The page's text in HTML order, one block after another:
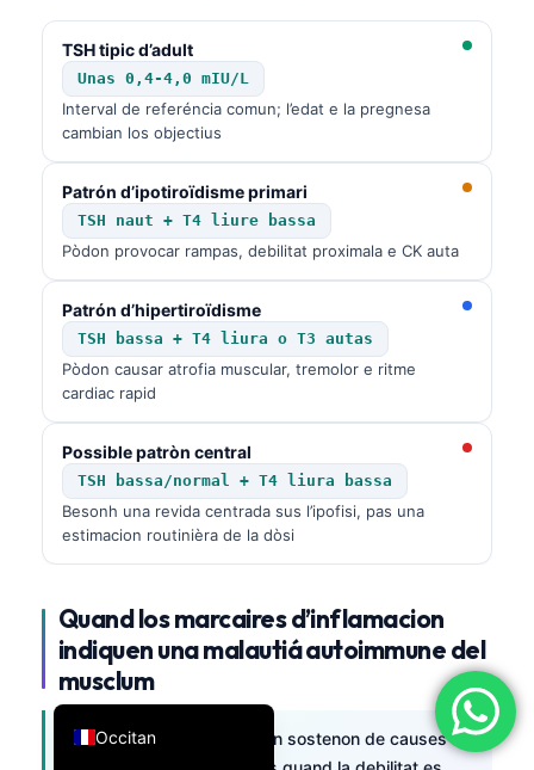
TSH tipic d’adult
Unas 0,4-4,0 mIU/L
Interval de referéncia comun; l’edat e la pregnesa
cambian los objectius
Patrón d’ipotiroïdisme primari
TSH naut + T4 liure bassa
Pòdon provocar rampas, debilitat proximala e CK auta
Patrón d’hipertiroïdisme
TSH bassa + T4 liura o T3 autas
Pòdon causar atrofia muscular, tremolor e ritme
cardiac rapid
Possible patròn central
TSH bassa/normal + T4 liura bassa
Besonh una revida centrada sus l’ipofisi, pas una
estimacion routinièra de la dòsi
Quand los marcaires d’inflamacion
indiquen una malautiá autoimmune del
musclum
Los marcaires d’inflamacion sostenon de causes
Occitan
Deutsch
العربية
עִבְרִית
Italiano
Español
Português
Ελληνικά
Türkçe
Română
简体中文
فارسی
Български
Nederlands
हिन्दी
Bahasa Indonesia